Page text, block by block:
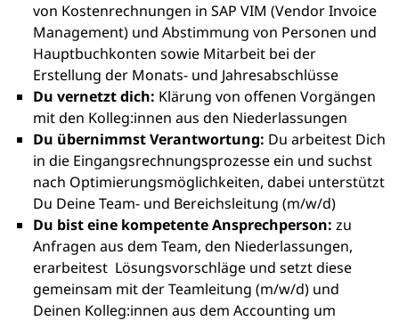
von Kostenrechnungen in SAP VIM (Vendor Invoice
Management) und Abstimmung von Personen und
Hauptbuchkonten sowie Mitarbeit bei der
Erstellung der Monats- und Jahresabschlüsse
Du vernetzt dich: Klärung von offenen Vorgängen
mit den Kolleg:innen aus den Niederlassungen
Du übernimmst Verantwortung: Du arbeitest Dich
in die Eingangsrechnungsprozesse ein und suchst
nach Optimierungsmöglichkeiten, dabei unterstützt
Du Deine Team- und Bereichsleitung (m/w/d)
Du bist eine kompetente Ansprechperson: zu
Anfragen aus dem Team, den Niederlassungen,
erarbeitest Lösungsvorschläge und setzt diese
gemeinsam mit der Teamleitung (m/w/d) und
Deinen Kolleg:innen aus dem Accounting um